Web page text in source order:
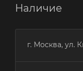
Наличие
г. Москва, ул.